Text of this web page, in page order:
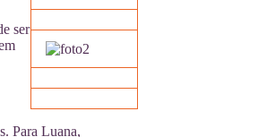
ser
Para Luana,